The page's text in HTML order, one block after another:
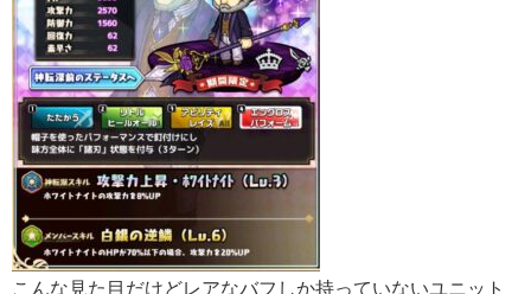
こんな見た目だけどレアなバフしか持っていないユニット